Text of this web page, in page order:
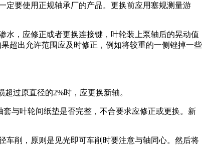
定要使用正规轴承厂的产品。更换前应用塞规测量游
水，应修正或者更换连接键，叶轮装上泵轴后的晃动值
超出允许范围应及时修正，例如将较重的一侧锉掉一些
过原直径的2%时，应更换新轴。
与叶轮间纸垫是否完整，不合要求应修正或更换。新
车削，原则是见光即可车削时要注意与轴同心。然后将